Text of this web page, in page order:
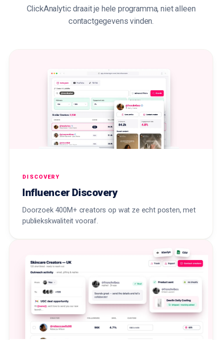
ClickAnalytic draait je hele programma, niet alleen
contactgegevens vinden.
DISCOVERY
Influencer Discovery
Doorzoek 400M+ creators op wat ze echt posten, met
publiekskwaliteit vooraf.